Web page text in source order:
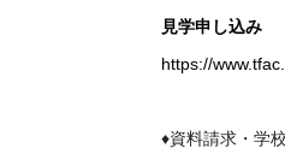
見学申し込み
https://
♦資料請求・学